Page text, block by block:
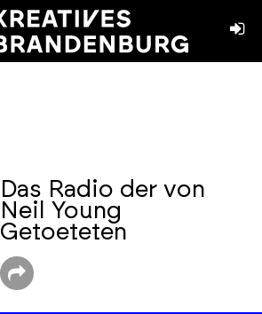
Das Radio der von
Neil Young
Getoeteten